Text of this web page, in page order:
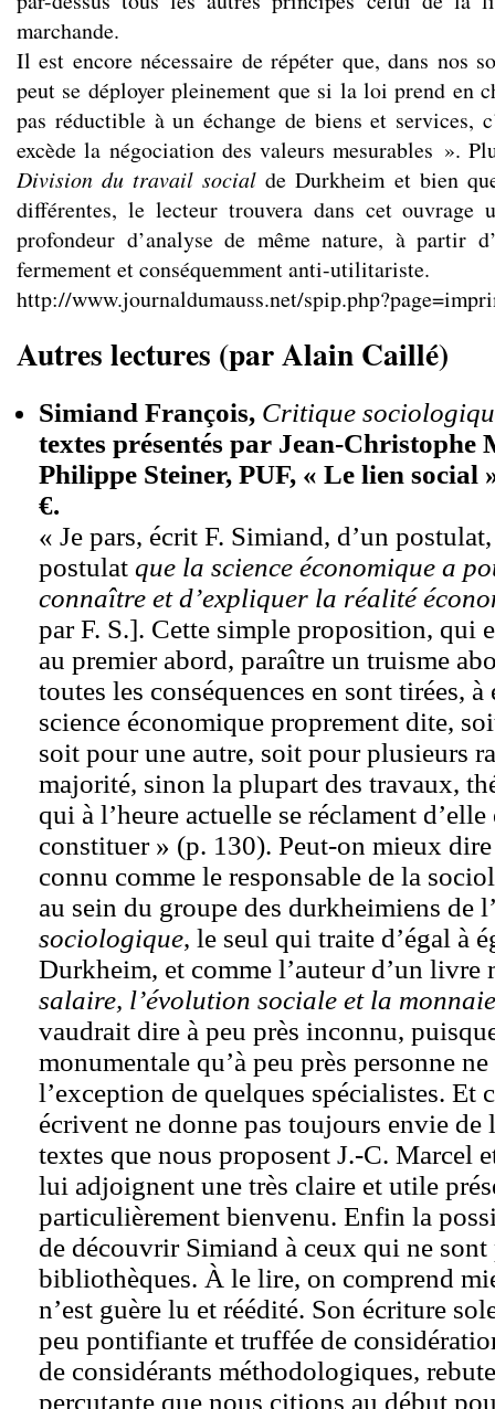
marchande.
Il est encore nécessaire de répéter que, dans nos
peut se déployer pleinement que si la loi prend en
pas réductible à un échange de biens et services,
excède la négociation des valeurs mesurables ».
Division du travail social de Durkheim et bien
différentes, le lecteur trouvera dans cet ouvrage
profondeur d’analyse de même nature, à partir
fermement et conséquemment anti-utilitariste.
http://www.journaldumauss.net/
Autres lectures (par Alain Caillé)
Simiand François, Critique
textes présentés par Jean-Christophe
Philippe Steiner, PUF, « Le lien social
€.
« Je pars, écrit F. Simiand, d’un
postulat que la science économique a
connaître et d’expliquer la réalité
par F. S.]. Cette simple proposition, qui
au premier abord, paraître un truisme
toutes les conséquences en sont tirées,
science économique proprement dite,
soit pour une autre, soit pour plusieurs
majorité, sinon la plupart des travaux,
qui à l’heure actuelle se réclament
constituer » (p. 130). Peut-on mieux
connu comme le responsable de la
au sein du groupe des durkheimiens de
sociologique, le seul qui traite d’égal à
Durkheim, et comme l’auteur d’un
salaire, l’évolution sociale et la monnaie
vaudrait dire à peu près inconnu,
monumentale qu’à peu près personne ne
l’exception de quelques spécialistes. Et
écrivent ne donne pas toujours envie
textes que nous proposent J.-C. Marcel
lui adjoignent une très claire et utile
particulièrement bienvenu. Enfin la
de découvrir Simiand à ceux qui ne sont
bibliothèques. À le lire, on comprend
n’est guère lu et réédité. Son écriture
peu pontifiante et truffée de
de considérants méthodologiques,
percutante que nous citions au début